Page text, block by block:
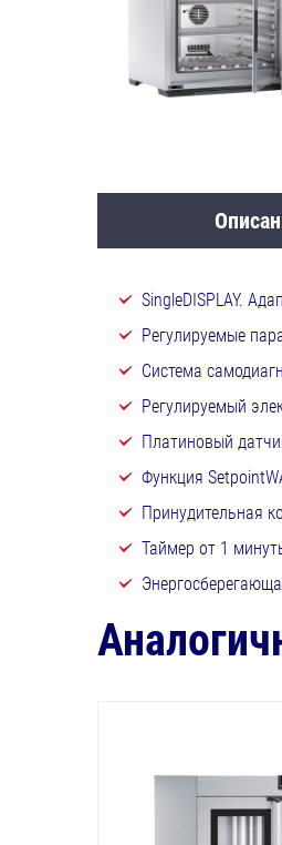
SingleDISPLAY.
Регулируемые
Система
Регулируемый
Платиновый
Функция
Принудительная
Таймер от 1